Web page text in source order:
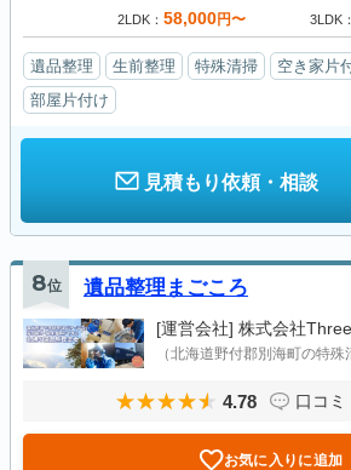
2LDK 58,000円〜 3LDK
遺品整理 生前整理 特殊清掃 空き家片
部屋片付け
見積もり依頼・相談
8位 遺品整理まごころ
[運営会社] 株式会社
（北海道野付郡別海町の特殊
4.78 口コミ
お気に入りに追加